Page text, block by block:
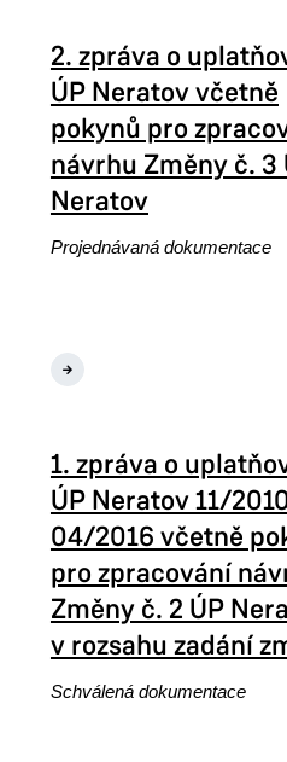
2. zpráva o
ÚP Neratov včetně
pokynů pro
návrhu Změny č. 3
Neratov
Projednávaná dokumentace
Změny č.
Úplné
1. zpráva o
ÚP Neratov 11/
04/2016 včetně
pro zpracování
Změny č. 2 ÚP
v rozsahu zadání
Schválená dokumentace